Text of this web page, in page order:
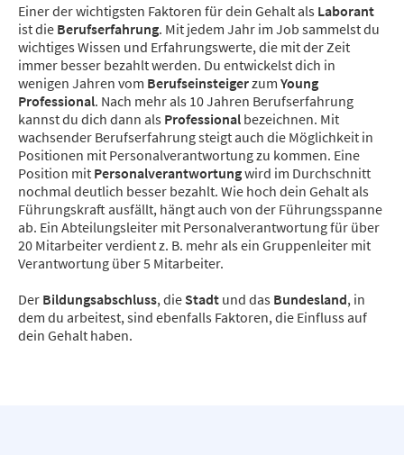
Einer der wichtigsten Faktoren für dein Gehalt als Laborant
ist die Berufserfahrung. Mit jedem Jahr im Job sammelst du
wichtiges Wissen und Erfahrungswerte, die mit der Zeit
immer besser bezahlt werden. Du entwickelst dich in
wenigen Jahren vom Berufseinsteigerzum Young
Professional. Nach mehr als 10 Jahren Berufserfahrung
kannst du dich dann als Professional bezeichnen. Mit
wachsender Berufserfahrung steigt auch die Möglichkeit in
Positionen mit Personalverantwortung zu kommen. Eine
Position mit Personalverantwortungwird im Durchschnitt
nochmal deutlich besser bezahlt. Wie hoch dein Gehalt als
Führungskraft ausfällt, hängt auch von der Führungsspanne
ab. Ein Abteilungsleiter mit Personalverantwortung für über
20 Mitarbeiter verdient z. B. mehr als ein Gruppenleiter mit
Verantwortung über 5 Mitarbeiter.
Der Bildungsabschluss, die Stadt und das Bundesland, in
dem du arbeitest, sind ebenfalls Faktoren, die Einfluss auf
dein Gehalt haben.